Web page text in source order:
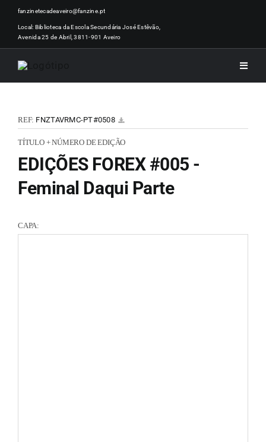
Skip
content
fanzinetecadeaveiro@fanzine.pt
Local: Biblioteca da Escola Secundária José Estêvão,
Avenida 25 de Abril, 3811-901 Aveiro
Toggle
REF: FNZTAVRMC-PT#0508
TÍTULO + NÚMERO DE EDIÇÃO
EDIÇÕES FOREX #005 -
Feminal Daqui Parte
CAPA: